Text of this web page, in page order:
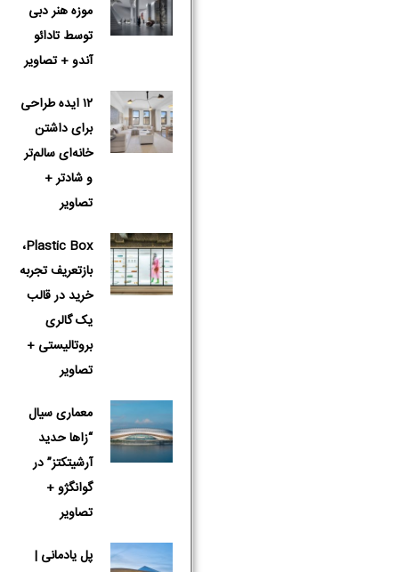
موزه هنر دبی
توسط تادائو
آندو + تصاویر
۱۲ ایده طراحی
برای داشتن
خانه‌ای سالم‌تر
و شادتر +
تصاویر
Plastic Box،
بازتعریف تجربه
خرید در قالب
یک گالری
بروتالیستی +
تصاویر
معماری سیال
“زاها حدید
آرشیتکتز” در
گوانگژو +
تصاویر
پل یادمانی |